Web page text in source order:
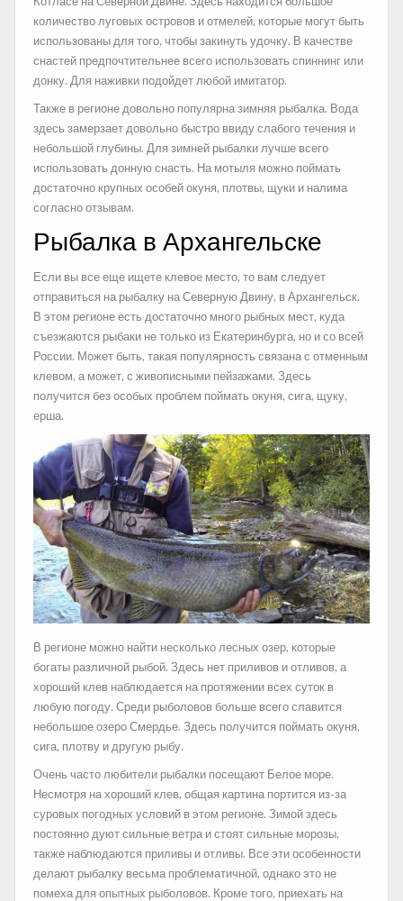
количество луговых островов и отмелей, которые могут быть
использованы для того, чтобы закинуть удочку. В качестве
снастей предпочтительнее всего использовать спиннинг или
донку. Для наживки подойдет любой имитатор.
Также в регионе довольно популярна зимняя рыбалка. Вода
здесь замерзает довольно быстро ввиду слабого течения и
небольшой глубины. Для зимней рыбалки лучше всего
использовать донную снасть. На мотыля можно поймать
достаточно крупных особей окуня, плотвы, щуки и налима
согласно отзывам.
Рыбалка в Архангельске
Если вы все еще ищете клевое место, то вам следует
отправиться на рыбалку на Северную Двину, в Архангельск.
В этом регионе есть достаточно много рыбных мест, куда
съезжаются рыбаки не только из Екатеринбурга, но и со всей
России. Может быть, такая популярность связана с отменным
клевом, а может, с живописными пейзажами. Здесь
получится без особых проблем поймать окуня, сига, щуку,
ерша.
В регионе можно найти несколько лесных озер, которые
богаты различной рыбой. Здесь нет приливов и отливов, а
хороший клев наблюдается на протяжении всех суток в
любую погоду. Среди рыболовов больше всего славится
небольшое озеро Смердье. Здесь получится поймать окуня,
сига, плотву и другую рыбу.
Очень часто любители рыбалки посещают Белое море.
Несмотря на хороший клев, общая картина портится из-за
суровых погодных условий в этом регионе. Зимой здесь
постоянно дуют сильные ветра и стоят сильные морозы,
также наблюдаются приливы и отливы. Все эти особенности
делают рыбалку весьма проблематичной, однако это не
помеха для опытных рыболовов. Кроме того, приехать на